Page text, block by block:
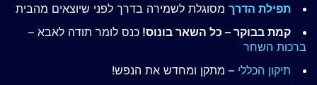
תפילת הדרך מסוגלת לשמירה בדרך לפני שיוצאים מהבית
קמת בבוקר – כל השאר בונוס! כנס לומר תודה לאבא –
ברכות השחר
תיקון הכללי – מתקן ומחדש את הנפש!